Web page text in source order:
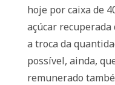
hoje por caixa de
açúcar recuperada
a troca da
possível, ainda,
remunerado